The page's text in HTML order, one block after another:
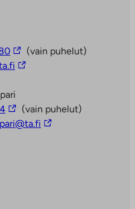
Linkki
vie
palveluun
(vain puhelut)
Linkki
ulkopuoliseen
palveluun
Linkki
vie
(vain puhelut)
Linkki